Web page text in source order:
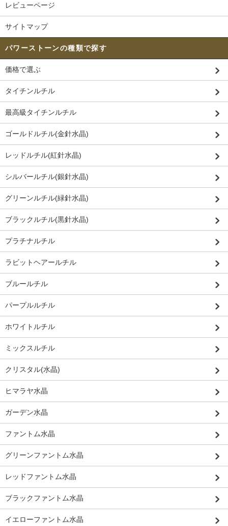
レビューページ
サイトマップ
パワーストーンの種類で探す
価格で選ぶ
タイチンルチル
最高級タイチンルチル
ゴールドルチル(金針水晶)
レッドルチル(紅針水晶)
シルバールチル(銀針水晶)
グリーンルチル(緑針水晶)
ブラックルチル(黒針水晶)
プラチナルチル
ラビットヘアールチル
ブルールチル
パープルルチル
ホワイトルチル
ミックスルチル
クリスタル(水晶)
ヒマラヤ水晶
ガーデン水晶
ファントム水晶
グリーンファントム水晶
レッドファントム水晶
ブラックファントム水晶
イエローファントム水晶